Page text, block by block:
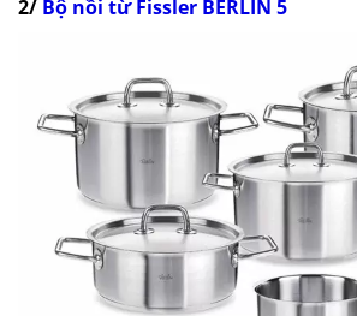
2/ Bộ nồi từ Fissler BERLIN 5